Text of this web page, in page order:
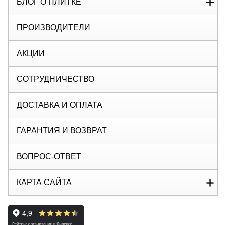
БЛОГ О ПЛИТКЕ
ПРОИЗВОДИТЕЛИ
АКЦИИ
СОТРУДНИЧЕСТВО
ДОСТАВКА И ОПЛАТА
ГАРАНТИЯ И ВОЗВРАТ
ВОПРОС-ОТВЕТ
КАРТА САЙТА